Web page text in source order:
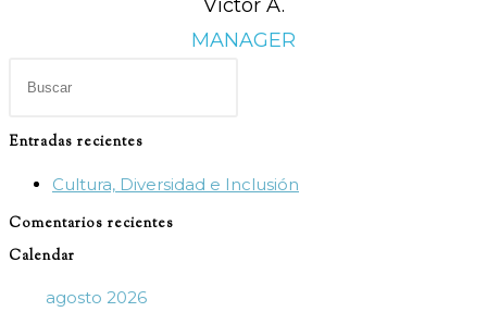
Victor A.
MANAGER
el
Entradas recientes
Cultura, Diversidad e Inclusión
Comentarios recientes
Calendar
agosto 2026